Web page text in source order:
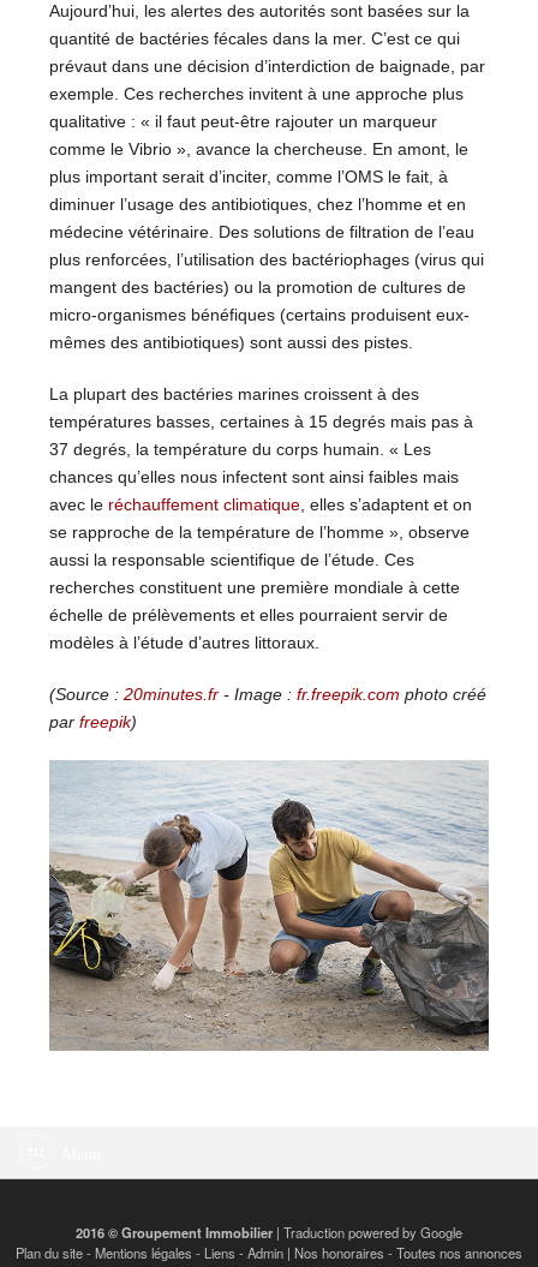
Aujourd’hui, les alertes des autorités sont basées sur la
quantité de bactéries fécales dans la mer. C’est ce qui
prévaut dans une décision d’interdiction de baignade, par
exemple. Ces recherches invitent à une approche plus
qualitative : « il faut peut-être rajouter un marqueur
comme le Vibrio », avance la chercheuse. En amont, le
plus important serait d’inciter, comme l’OMS le fait, à
diminuer l’usage des antibiotiques, chez l’homme et en
médecine vétérinaire. Des solutions de filtration de l’eau
plus renforcées, l’utilisation des bactériophages (virus qui
mangent des bactéries) ou la promotion de cultures de
micro-organismes bénéfiques (certains produisent eux-
mêmes des antibiotiques) sont aussi des pistes.
La plupart des bactéries marines croissent à des
températures basses, certaines à 15 degrés mais pas à
37 degrés, la température du corps humain. « Les
chances qu’elles nous infectent sont ainsi faibles mais
avec le réchauffement climatique, elles s’adaptent et on
se rapproche de la température de l’homme », observe
aussi la responsable scientifique de l’étude. Ces
recherches constituent une première mondiale à cette
échelle de prélèvements et elles pourraient servir de
modèles à l’étude d’autres littoraux.
(Source : 20minutes.fr- Image : fr.freepik.com photo créé
par freepik)
2016 © Groupement Immobilier | Traduction powered by Google
Plan du site- Mentions légales - Liens - Admin | Nos honoraires - Toutes nos annonces